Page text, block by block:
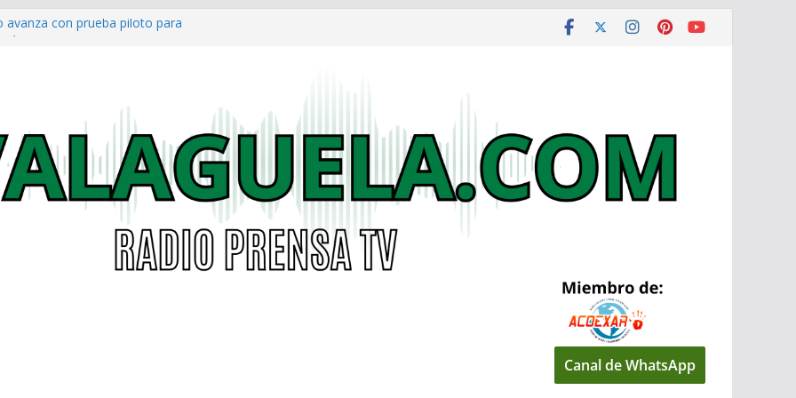
avanza con prueba piloto para
eléctricas: alcaldías podrán
garantizar acceso digno a
ya cuenta con parques infantiles
Canal de WhatsApp